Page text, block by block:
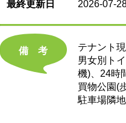
最終更新日 2026-07-
備考
テナント
男女別ト
機)、24時
買物公園(
駐車場隣